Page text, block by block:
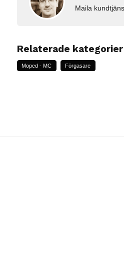
Maila
Relaterade kategorier
Moped - MC Förgasare